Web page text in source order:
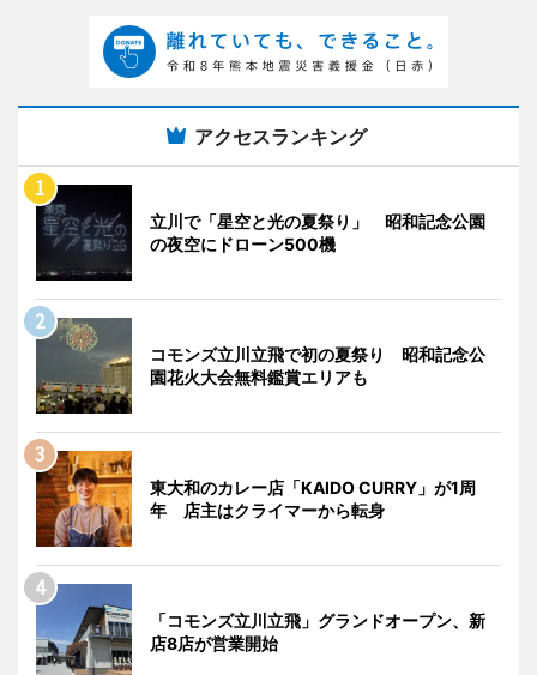
アクセスランキング
立川で「星空と光の夏祭り」 昭和記念公園
の夜空にドローン500機
コモンズ立川立飛で初の夏祭り 昭和記念公
園花火大会無料鑑賞エリアも
東大和のカレー店「KAIDO CURRY」が1周
年 店主はクライマーから転身
「コモンズ立川立飛」グランドオープン、新
店8店が営業開始